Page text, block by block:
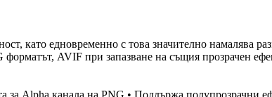
като едновременно с това значително намалява
AVIF при запазване на същия прозрачен
за Alpha канала на PNG • Поддържа полупрозрачни